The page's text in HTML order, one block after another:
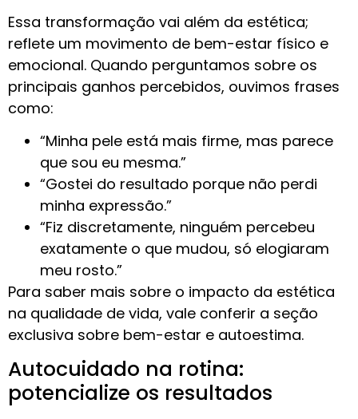
Essa transformação vai além da estética;
reflete um movimento de bem-estar físico e
emocional. Quando perguntamos sobre os
principais ganhos percebidos, ouvimos frases
como:
“Minha pele está mais firme, mas parece
que sou eu mesma.”
“Gostei do resultado porque não perdi
minha expressão.”
“Fiz discretamente, ninguém percebeu
exatamente o que mudou, só elogiaram
meu rosto.”
Para saber mais sobre o impacto da estética
na qualidade de vida, vale conferir a seção
exclusiva sobre bem-estar e autoestima.
Autocuidado na rotina:
potencialize os resultados